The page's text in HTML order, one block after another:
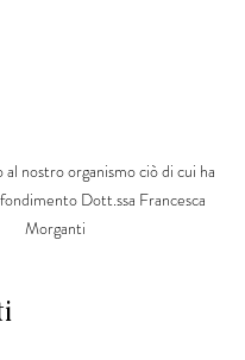
nostro organismo ciò di cui ha
Dott.ssa Francesca
Morganti